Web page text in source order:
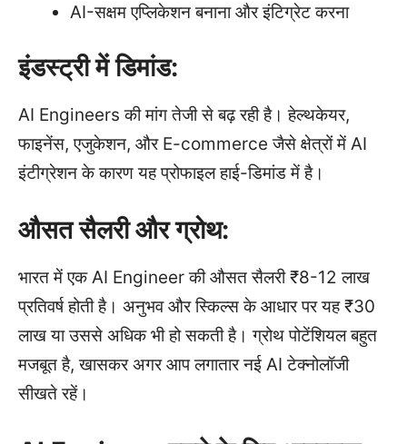
AI-सक्षम एप्लिकेशन बनाना और इंटिग्रेट करना
इंडस्ट्री में डिमांड:
AI Engineers की मांग तेजी से बढ़ रही है। हेल्थकेयर,
फाइनेंस, एजुकेशन, और E-commerce जैसे क्षेत्रों में AI
इंटीग्रेशन के कारण यह प्रोफाइल हाई-डिमांड में है।
औसत सैलरी और ग्रोथ:
भारत में एक AI Engineer की औसत सैलरी ₹8-12 लाख
प्रतिवर्ष होती है। अनुभव और स्किल्स के आधार पर यह ₹30
लाख या उससे अधिक भी हो सकती है। ग्रोथ पोटेंशियल बहुत
मजबूत है, खासकर अगर आप लगातार नई AI टेक्नोलॉजी
सीखते रहें।